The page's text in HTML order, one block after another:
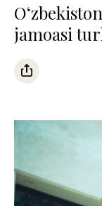
jamoasi
egalladi